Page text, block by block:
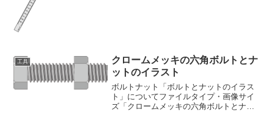
工具
クロームメッキの六角ボルトとナ
ットのイラスト
ボルトナット「ボルトとナットのイラス
ト」についてファイルタイプ・画像サイ
ズ「クロームメッキの六角ボルトとナッ